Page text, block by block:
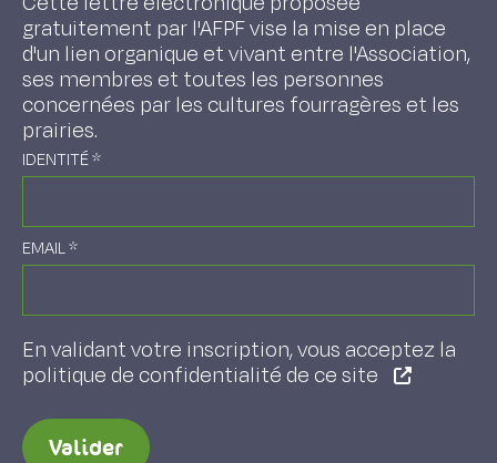
gratuitement par l'AFPF vise la mise en place
d'un lien organique et vivant entre l'Association,
ses membres et toutes les personnes
concernées par les cultures fourragères et les
prairies.
IDENTITÉ*
EMAIL*
En validant votre inscription, vous acceptez la
politique de confidentialité de ce site
Valider